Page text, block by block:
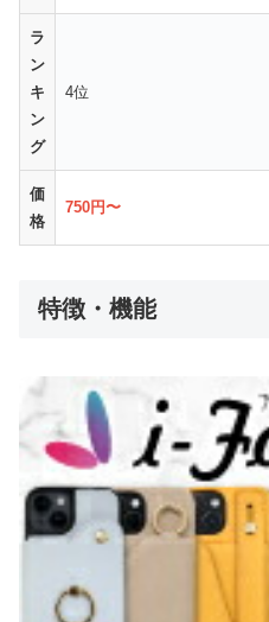
ラ
ン
キ
ン
グ
4位
価
格
750円〜
特徴・機能